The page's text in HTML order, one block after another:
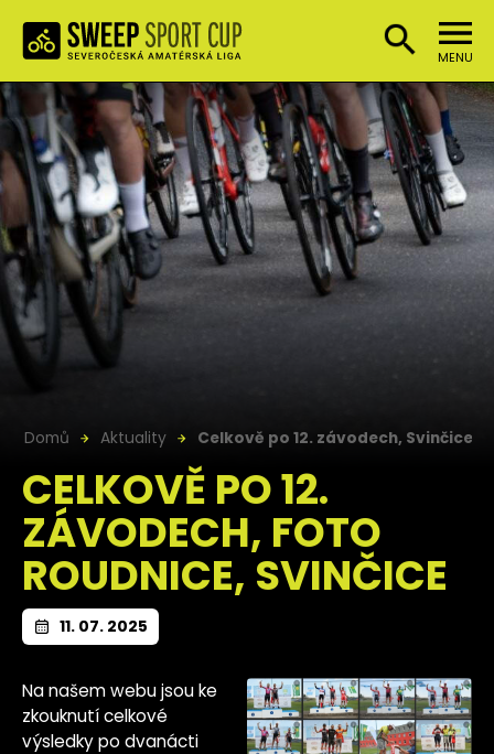
MENU
Domů Aktuality Celkově po 12. závodech, Svinčice
CELKOVĚ PO 12.
ZÁVODECH, FOTO
ROUDNICE, SVINČICE
11. 07. 2025
Na našem webu jsou ke
zkouknutí celkové
výsledky po dvanácti